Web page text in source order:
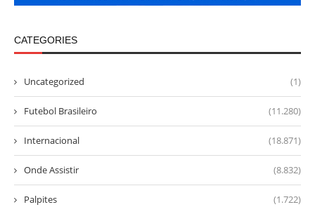
CATEGORIES
Uncategorized (1)
Futebol Brasileiro (11.280)
Internacional (18.871)
Onde Assistir (8.832)
Palpites (1.722)